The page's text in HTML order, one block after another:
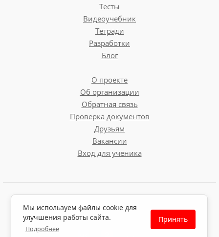
Тесты
Видеоучебник
Тетради
Разработки
Блог
О проекте
Об организации
Обратная связь
Проверка документов
Друзьям
Вакансии
Вход для ученика
Политика обработки персональных данных
Политика использования файлов cookie
Мы используем файлы cookie для
улучшения работы сайта.
Подробнее
Принять